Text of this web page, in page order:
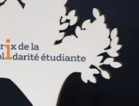
INDUSTRIES GLOBAL
NUCLEAR SOLUTIONS
OFIS
SEDE BENELUX
VEOLIA AGRICULTURE